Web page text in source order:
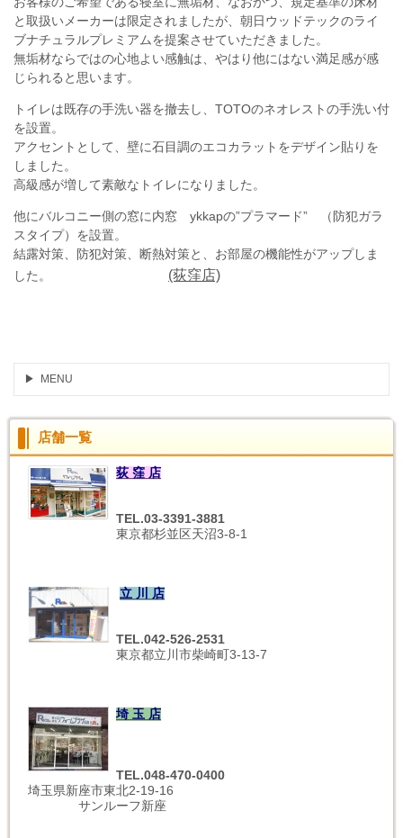
と取扱いメーカーは限定されましたが、朝日ウッドテックのライ
ブナチュラルプレミアムを提案させていただきました。
無垢材ならではの心地よい感触は、やはり他にはない満足感が感
じられると思います。
トイレは既存の手洗い器を撤去し、TOTOのネオレストの手洗い付
を設置。
アクセントとして、壁に石目調のエコカラットをデザイン貼りを
しました。
高級感が増して素敵なトイレになりました。
他にバルコニー側の窓に内窓 ykkapの”プラマード” （防犯ガラ
スタイプ）を設置。
結露対策、防犯対策、断熱対策と、お部屋の機能性がアップしま
した。 (荻窪店)
MENU
店舗一覧
荻 窪 店
TEL.03-3391-3881
東京都杉並区天沼3-8-1
立 川 店
TEL.042-526-2531
東京都立川市柴崎町3-13-7
埼 玉 店
TEL.048-470-0400
埼玉県新座市東北2-19-16
サンルーフ新座